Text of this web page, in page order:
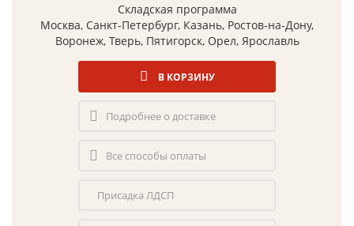
Складская программа
Москва, Санкт-Петербург, Казань, Ростов-на-Дону,
Воронеж, Тверь, Пятигорск, Орел, Ярославль
В КОРЗИНУ
Подробнее о доставке
Все способы оплаты
Присадка ЛДСП